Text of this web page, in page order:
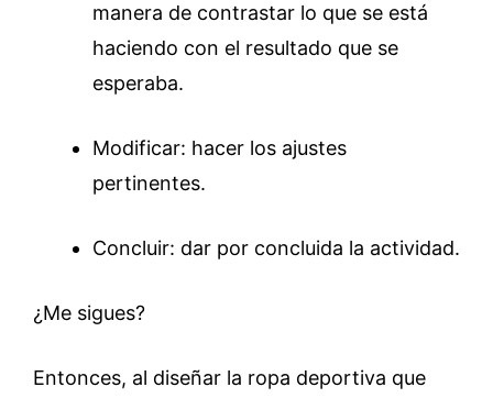
manera de contrastar lo que se está
haciendo con el resultado que se
esperaba.
Modificar: hacer los ajustes
pertinentes.
Concluir: dar por concluida la actividad.
¿Me sigues?
Entonces, al diseñar la ropa deportiva que